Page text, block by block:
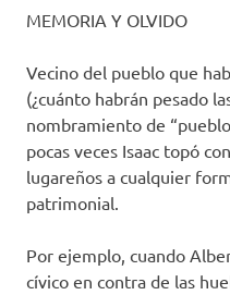
MEMORIA Y OLVIDO
Vecino del pueblo que
(¿cuánto habrán pesado
nombramiento de
pocas veces Isaac topó
lugareños a cualquier
patrimonial.
Por ejemplo, cuando
cívico en contra de las